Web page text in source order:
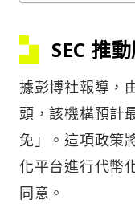
SEC 推
據彭博社報導，
頭，該機構預計
免」。這項政策
化平台進行代幣
同意。